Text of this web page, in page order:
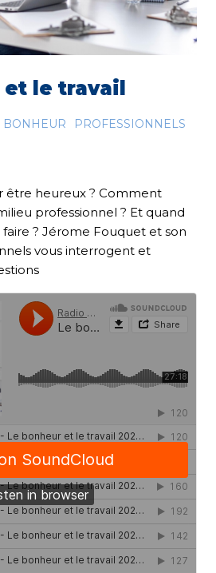
le travail
BONHEUR PROFESSIONNELS
être heureux ? Comment
professionnel ? Et quand
? Jérome Fouquet et son
vous interrogent et